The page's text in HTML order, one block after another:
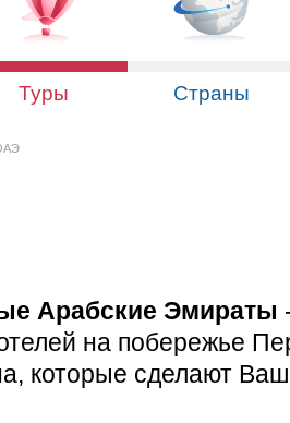
Туры Страны
Арабские Эмираты
на побережье
которые сделают